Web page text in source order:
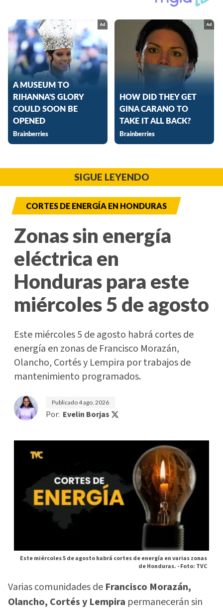
SIGUE LEYENDO
CORTES DE ENERGÍA EN HONDURAS
Zonas sin energía
eléctrica en
Honduras para este
miércoles 5 de agosto
Este miércoles 5 de agosto habrá cortes de
energía en zonas de Francisco Morazán,
Olancho, Cortés y Lempira por trabajos de
mantenimiento programados.
Publicado4 ago. 2026
Por: Evelin Borjas
Este miércoles 5 de agosto habrá cortes de energía en varias zonas
de Honduras. -Foto: TVC
Varias comunidades de Francisco Morazán,
Olancho, Cortés y Lempira permanecerán sin